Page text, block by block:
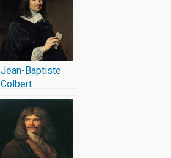
Jean-Baptiste
Colbert